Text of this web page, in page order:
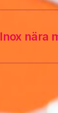
nära